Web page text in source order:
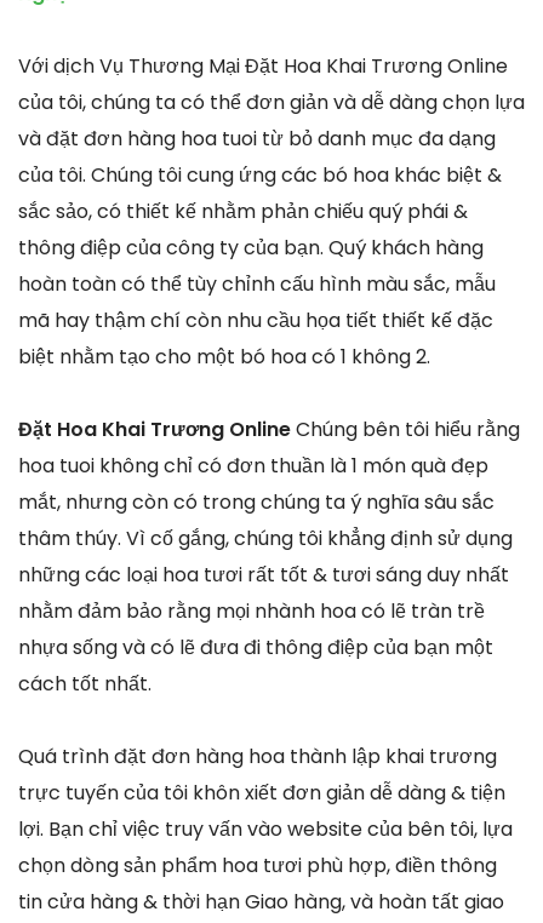
Với dịch Vụ Thương Mại Đặt Hoa Khai Trương Online
của tôi, chúng ta có thể đơn giản và dễ dàng chọn lựa
và đặt đơn hàng hoa tuoi từ bỏ danh mục đa dạng
của tôi. Chúng tôi cung ứng các bó hoa khác biệt &
sắc sảo, có thiết kế nhằm phản chiếu quý phái &
thông điệp của công ty của bạn. Quý khách hàng
hoàn toàn có thể tùy chỉnh cấu hình màu sắc, mẫu
mã hay thậm chí còn nhu cầu họa tiết thiết kế đặc
biệt nhằm tạo cho một bó hoa có 1 không 2.
Đặt Hoa Khai Trương OnlineChúng bên tôi hiểu rằng
hoa tuoi không chỉ có đơn thuần là 1 món quà đẹp
mắt, nhưng còn có trong chúng ta ý nghĩa sâu sắc
thâm thúy. Vì cố gắng, chúng tôi khẳng định sử dụng
những các loại hoa tươi rất tốt & tươi sáng duy nhất
nhằm đảm bảo rằng mọi nhành hoa có lẽ tràn trề
nhựa sống và có lẽ đưa đi thông điệp của bạn một
cách tốt nhất.
Quá trình đặt đơn hàng hoa thành lập khai trương
trực tuyến của tôi khôn xiết đơn giản dễ dàng & tiện
lợi. Bạn chỉ việc truy vấn vào website của bên tôi, lựa
chọn dòng sản phẩm hoa tươi phù hợp, điền thông
tin cửa hàng & thời hạn Giao hàng, và hoàn tất giao